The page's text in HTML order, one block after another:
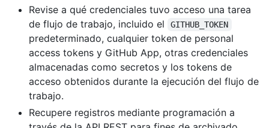
Revise a qué credenciales tuvo acceso una tarea
de flujo de trabajo, incluido el
GITHUB_TOKEN
predeterminado, cualquier token de personal
access tokens y GitHub App, otras credenciales
almacenadas como secretos y los tokens de
acceso obtenidos durante la ejecución del flujo de
trabajo.
Recupere registros mediante programación a